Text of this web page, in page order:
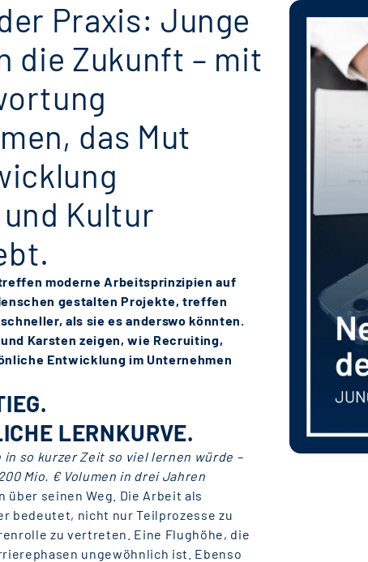
Praxis: Junge
die Zukunft – mit
das Mut
Kultur
moderne Arbeitsprinzipien auf
gestalten Projekte, treffen
als sie es anderswo könnten.
Karsten zeigen, wie Recruiting,
Entwicklung im Unternehmen
LERNKURVE.
in so kurzer Zeit so viel lernen würde –
Mio. € Volumen in drei Jahren
über seinen Weg. Die Arbeit als
bedeutet, nicht nur Teilprozesse zu
zu vertreten. Eine Flughöhe, die
ungewöhnlich ist. Ebenso